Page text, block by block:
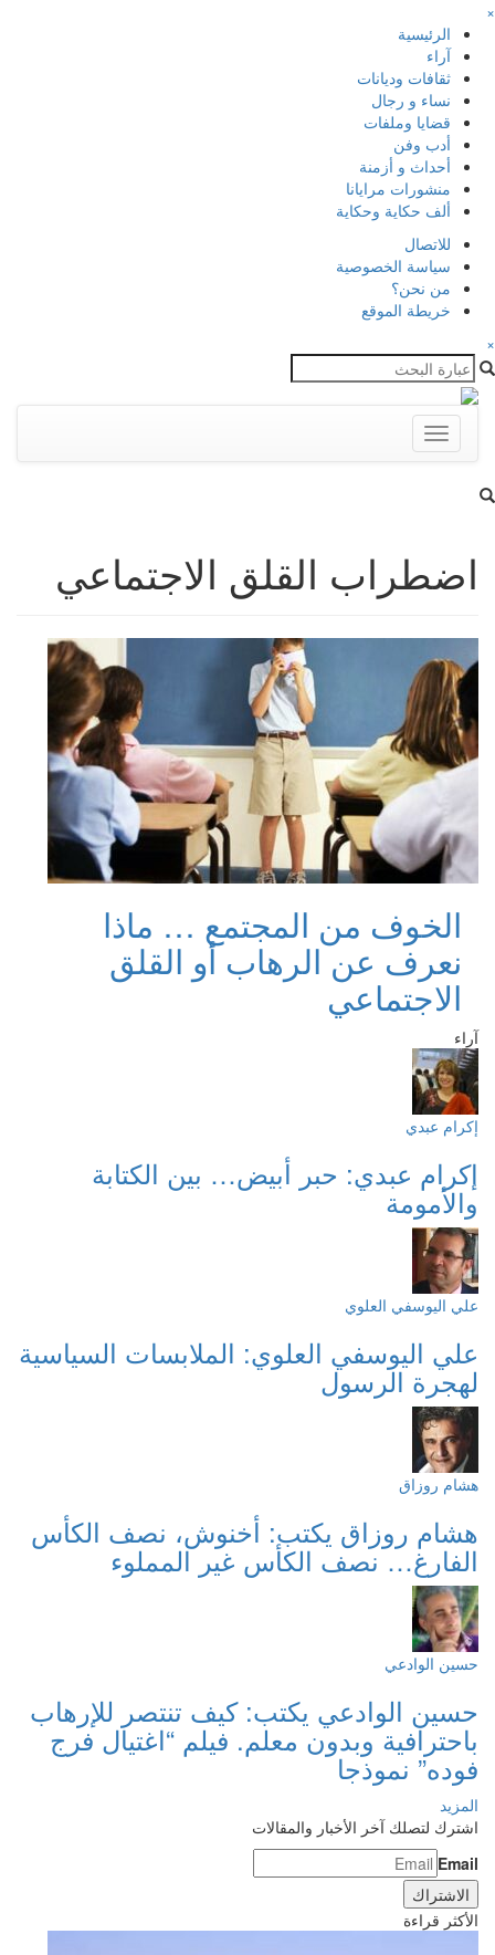
×
الرئيسية
آراء
ثقافات وديانات
نساء و رجال
قضايا وملفات
أدب وفن
أحداث و أزمنة
منشورات مرايانا
ألف حكاية وحكاية
للاتصال
سياسة الخصوصية
من نحن؟
خريطة الموقع
×
Toggle
navigation
اضطراب القلق الاجتماعي
الخوف من المجتمع … ماذا
نعرف عن الرهاب أو القلق
الاجتماعي
آراء
إكرام عبدي
إكرام عبدي: حبر أبيض… بين الكتابة
والأمومة
علي اليوسفي العلوي
علي اليوسفي العلوي: الملابسات السياسية
لهجرة الرسول
هشام روزاق
هشام روزاق يكتب: أخنوش، نصف الكأس
الفارغ… نصف الكأس غير المملوء
حسين الوادعي
حسين الوادعي يكتب: كيف تنتصر للإرهاب
باحترافية وبدون معلم. فيلم “اغتيال فرج
فوده” نموذجا
المزيد
اشترك لتصلك آخر الأخبار والمقالات
Email
الأكثر قراءة